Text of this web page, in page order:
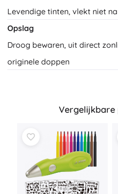
Levendige tinten, vlekt niet
Opslag
Droog bewaren, uit direct
originele doppen
Vergelijkbare